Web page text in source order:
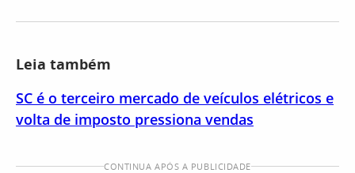
Leia também
SC é o terceiro mercado de veículos elétricos e
volta de imposto pressiona vendas
CONTINUA APÓS A PUBLICIDADE